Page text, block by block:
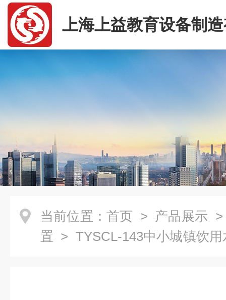
上海上益教育设备制
司
当前位置： 首页 > 产品展示
置 > TYSCL-143中小城镇饮